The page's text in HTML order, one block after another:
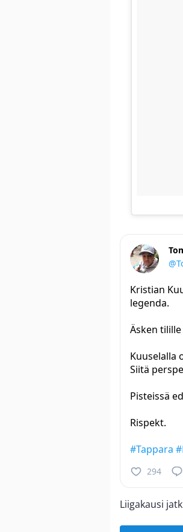
Kristian
legenda.
Äsken
Kuuselalla
Siitä
Pisteissä
Rispekt.
#Tappara
294
Liigakausi